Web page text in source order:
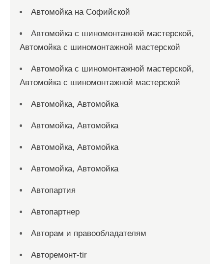
Автомойка на Софийской
Автомойка с шиномонтажной мастерской,
Автомойка с шиномонтажной мастерской
Автомойка с шиномонтажной мастерской,
Автомойка с шиномонтажной мастерской
Автомойка, Автомойка
Автомойка, Автомойка
Автомойка, Автомойка
Автомойка, Автомойка
Автопартия
Автопартнер
Авторам и правообладателям
Авторемонт-tir